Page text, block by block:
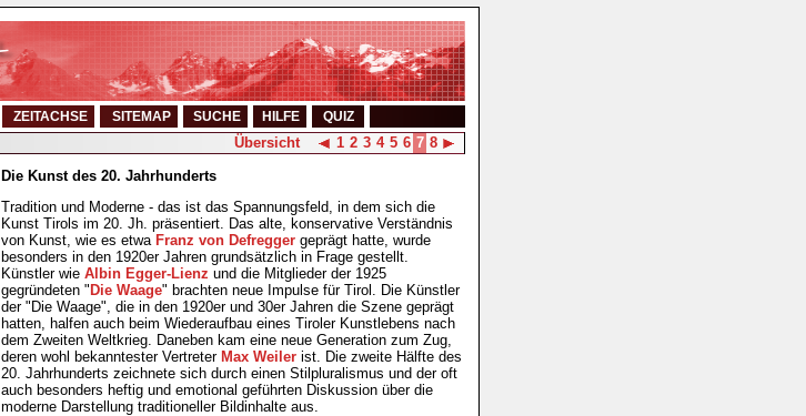
ZEITACHSE SITEMAP SUCHE HILFE QUIZ
Übersicht 1 2 3 4 5 6 7 8
Die Kunst des 20. Jahrhunderts
Tradition und Moderne - das ist das Spannungsfeld, in dem sich die
Kunst Tirols im 20. Jh. präsentiert. Das alte, konservative Verständnis
von Kunst, wie es etwa Franz von Defregger geprägt hatte, wurde
besonders in den 1920er Jahren grundsätzlich in Frage gestellt.
Künstler wie Albin Egger-Lienz und die Mitglieder der 1925
gegründeten " Die Waage" brachten neue Impulse für Tirol. Die Künstler
der "Die Waage", die in den 1920er und 30er Jahren die Szene geprägt
hatten, halfen auch beim Wiederaufbau eines Tiroler Kunstlebens nach
dem Zweiten Weltkrieg. Daneben kam eine neue Generation zum Zug,
deren wohl bekanntester Vertreter Max Weiler ist. Die zweite Hälfte des
20. Jahrhunderts zeichnete sich durch einen Stilpluralismus und der oft
auch besonders heftig und emotional geführten Diskussion über die
moderne Darstellung traditioneller Bildinhalte aus.